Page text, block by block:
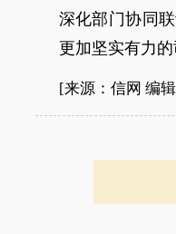
深化部门协同
更加坚实有力
[来源：信网 编